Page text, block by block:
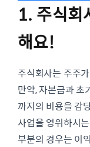
1. 주식회
해요!
주식회사는 주주
만약, 자본금과 초
까지의 비용을 감
사업을 영위하시
부분의 경우는 이